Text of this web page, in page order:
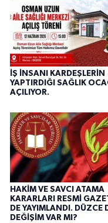
İŞ İNSANI KARDEŞLERİN
YAPTIRDIĞI SAĞLIK
AÇILIYOR.
HAKİM VE SAVCI ATAMA
KARARLARI RESMİ
DE YAYIMLANDI. DÜZCE
DEĞİŞİM VAR MI?